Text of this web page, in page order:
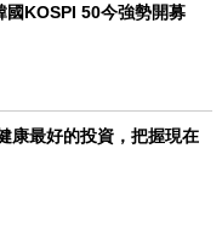
KOSPI 50今強勢開募
康最好的投資，把握現在